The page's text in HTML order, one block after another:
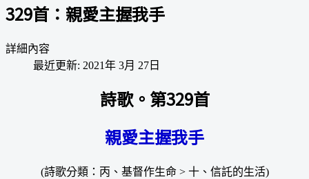
329首：親愛主握我手
詳細內容
最近更新: 2021年 3月 27日
詩歌。第329首
親愛主握我手
(詩歌分類：丙、基督作生命 > 十、信託的生活)